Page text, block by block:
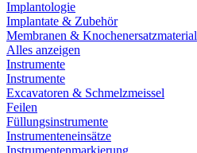
Implantologie
Implantate & Zubehör
Membranen & Knochenersatzmaterial
Alles anzeigen
Instrumente
Instrumente
Excavatoren & Schmelzmeissel
Feilen
Füllungsinstrumente
Instrumenteneinsätze
Instrumentenmarkierung